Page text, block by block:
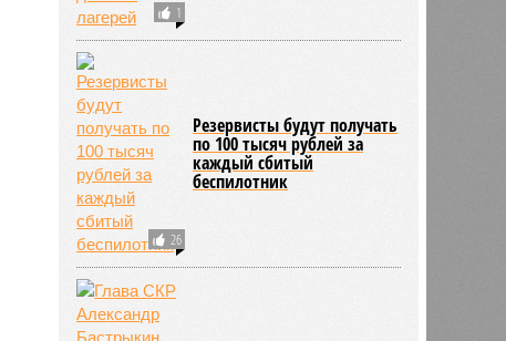
1
26
Резервисты будут получать
по 100 тысяч рублей за
каждый сбитый
беспилотник